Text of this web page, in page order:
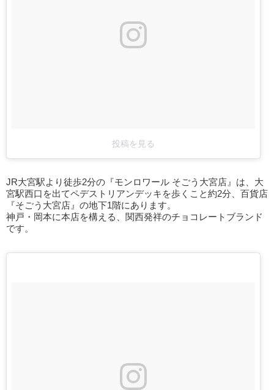
投稿を見る
JR大宮駅より徒歩2分の『モンロワール そごう大宮店』は、大
宮駅西口を出てペデストリアンデッキを歩くこと約2分、百貨店
『そごう大宮店』の地下1階にあります。
神戸・岡本に本店を構える、関西発祥のチョコレートブランド
です。